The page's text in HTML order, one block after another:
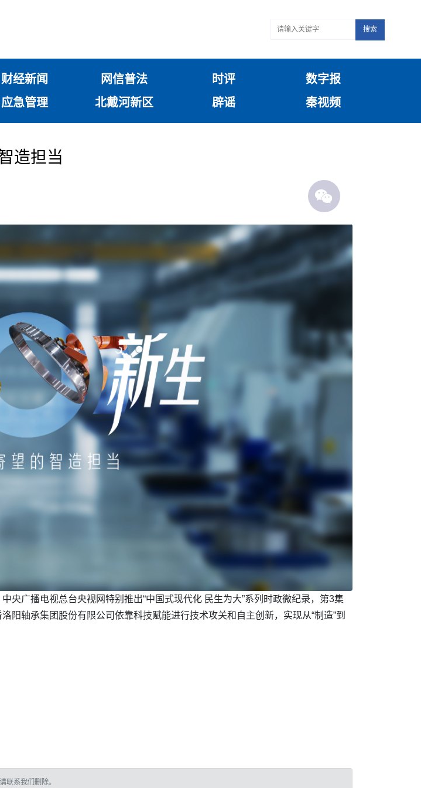
搜索
财经新闻 网信普法 时评
数字报
应急管理 北戴河新区 辟谣 秦视频
造担当
央广播电视总台央视网特别推出“中国式现代化 民生为大”系列时政微纪录，第3集
轴承集团股份有限公司依靠科技赋能进行技术攻关和自主创新，实现从“制造”到
联系我们删除。